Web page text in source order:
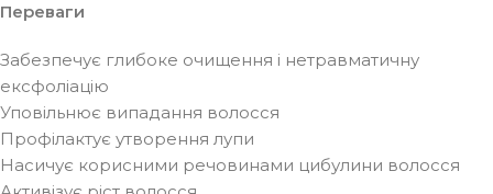
Переваги
Забезпечує глибоке очищення і нетравматичну
ексфоліацію
Уповільнює випадання волосся
Профілактує утворення лупи
Насичує корисними речовинами цибулини волосся